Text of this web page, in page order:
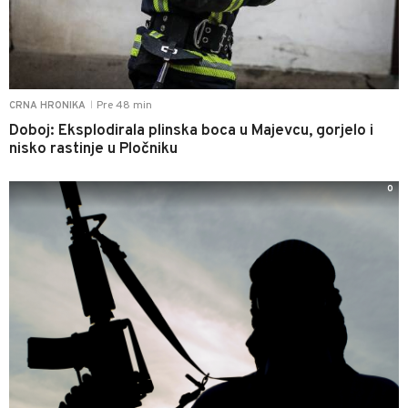
CRNA HRONIKA Pre 48 min
Doboj: Eksplodirala plinska boca u Majevcu, gorjelo i
nisko rastinje u Pločniku
0